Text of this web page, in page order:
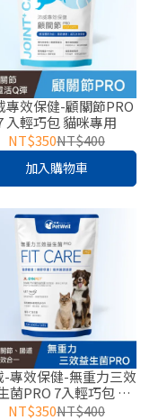
專效保健-顧關節PRO
入輕巧包 貓咪專用
NT$350NT$400
加入購物車
-專效保健-無重力三效
菌PRO 7入輕巧包 犬
貓適用
NT$350NT$400